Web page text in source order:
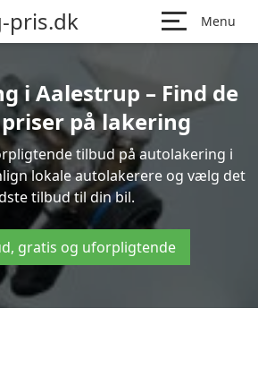
pris.dk Menu
i Aalestrup – Find de
på lakering
tilbud på autolakering i
lokale autolakerere og vælg det
tilbud til din bil.
gratis og uforpligtende